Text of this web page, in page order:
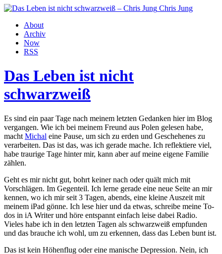
Chris Jung
About
Archiv
Now
RSS
Das Leben ist nicht
schwarzweiß
Es sind ein paar Tage nach meinem letzten Gedanken hier im Blog
vergangen. Wie ich bei meinem Freund aus Polen gelesen habe,
macht Michal eine Pause, um sich zu erden und Geschehenes zu
verarbeiten. Das ist das, was ich gerade mache. Ich reflektiere viel,
habe traurige Tage hinter mir, kann aber auf meine eigene Familie
zählen.
Geht es mir nicht gut, bohrt keiner nach oder quält mich mit
Vorschlägen. Im Gegenteil. Ich lerne gerade eine neue Seite an mir
kennen, wo ich mir seit 3 Tagen, abends, eine kleine Auszeit mit
meinem iPad gönne. Ich lese hier und da etwas, schreibe meine To-
dos in iA Writer und höre entspannt einfach leise dabei Radio.
Vieles habe ich in den letzten Tagen als schwarzweiß empfunden
und das brauche ich wohl, um zu erkennen, dass das Leben bunt ist.
Das ist kein Höhenflug oder eine manische Depression. Nein, ich